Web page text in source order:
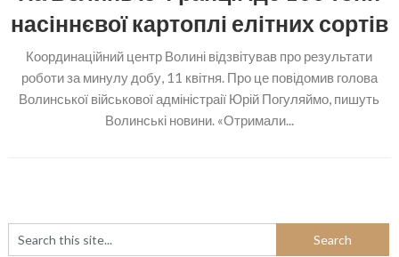
насіннєвої картоплі елітних сортів
Координаційний центр Волині відзвітував про результати
роботи за минулу добу, 11 квітня. Про це повідомив голова
Волинської військової адміністраії Юрій Погуляймо, пишуть
Волинські новини. «Отримали...